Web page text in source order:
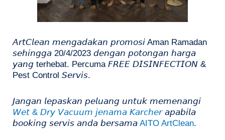
𝘈𝘳𝘵𝘊𝘭𝘦𝘢𝘯 𝘮𝘦𝘯𝘨𝘢𝘥𝘢𝘬𝘢𝘯 𝘱𝘳𝘰𝘮𝘰𝘴𝘪 Aman Ramadan
𝘴𝘦𝘩𝘪𝘯𝘨𝘨𝘢 20/4/2023 𝘥𝘦𝘯𝘨𝘢𝘯 𝘱𝘰𝘵𝘰𝘯𝘨𝘢𝘯 𝘩𝘢𝘳𝘨𝘢
𝘺𝘢𝘯𝘨 terhebat. Percuma 𝘍𝘙𝘌𝘌 𝘋𝘐𝘚𝘐𝘕𝘍𝘌𝘊𝘛𝘐𝘖𝘕 &
Pest Control 𝘚𝘦𝘳𝘷𝘪𝘴.
𝘑𝘢𝘯𝘨𝘢𝘯 𝘭𝘦𝘱𝘢𝘴𝘬𝘢𝘯 𝘱𝘦𝘭𝘶𝘢𝘯𝘨 𝘶𝘯𝘵𝘶𝘬 𝘮𝘦𝘮𝘦𝘯𝘢𝘯𝘨𝘪
𝘞𝘦𝘵 & 𝘋𝘳𝘺 𝘝𝘢𝘤𝘶𝘶𝘮 𝘫𝘦𝘯𝘢𝘮𝘢 𝘒𝘢𝘳𝘤𝘩𝘦𝘳𝘢𝘱𝘢𝘣𝘪𝘭𝘢
𝘣𝘰𝘰𝘬𝘪𝘯𝘨 𝘴𝘦𝘳𝘷𝘪𝘴 𝘢𝘯𝘥𝘢 𝘣𝘦𝘳𝘴𝘢𝘮𝘢 AITO ArtClean.